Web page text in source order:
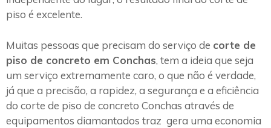
piso é excelente.
Muitas pessoas que precisam do serviço de corte de
piso de concreto em Conchas, tem a ideia que seja
um serviço extremamente caro, o que não é verdade,
já que a precisão, a rapidez, a segurança e a eficiência
do corte de piso de concreto Conchas através de
equipamentos diamantados traz gera uma economia